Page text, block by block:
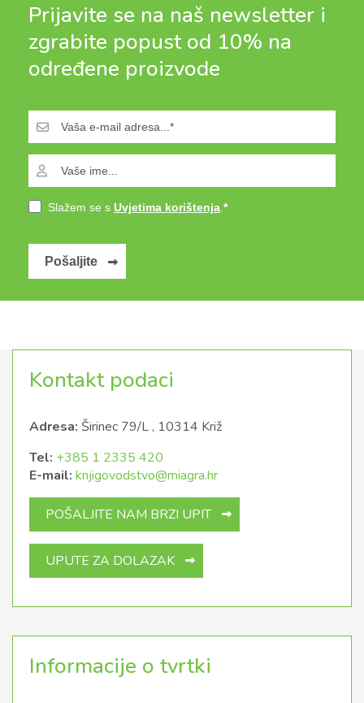
Prijavite se na naš newsletter i
zgrabite popust od 10% na
određene proizvode
Slažem se s Uvjetima korištenja.
Pošaljite
Kontakt podaci
Adresa: Širinec 79/L , 10314 Križ
Tel: +385 1 2335 420
E-mail: knjigovodstvo@miagra.hr
POŠALJITE NAM BRZI UPIT
UPUTE ZA DOLAZAK
Informacije o tvrtki